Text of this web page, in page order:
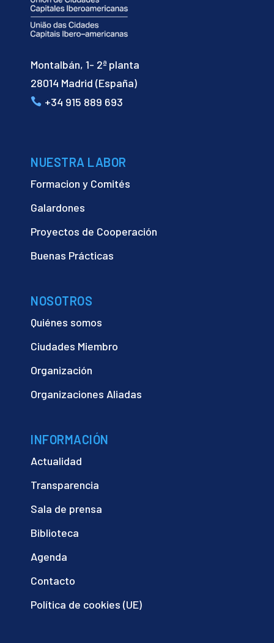
Montalbán, 1- 2ª planta
28014 Madrid (España)
+34 915 889 693
NUESTRA LABOR
Formacion y Comités
Galardones
Proyectos de Cooperación
Buenas Prácticas
NOSOTROS
Quiénes somos
Ciudades Miembro
Organización
Organizaciones Aliadas
INFORMACIÓN
Actualidad
Transparencia
Sala de prensa
Biblioteca
Agenda
Contacto
Política de cookies (UE)